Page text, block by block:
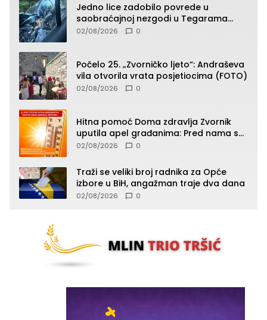
Jedno lice zadobilo povrede u
saobraćajnoj nezgodi u Tegarama
(FOTO)
02/08/2026 0
Počelo 25. „Zvorničko ljeto“: Andraševa
vila otvorila vrata posjetiocima (FOTO)
02/08/2026 0
Hitna pomoć Doma zdravlja Zvornik
uputila apel građanima: Pred nama su
temperature do 40°C, oprez zbog
02/08/2026 0
Traži se veliki broj radnika za Opće
izbore u BiH, angažman traje dva dana
02/08/2026 0